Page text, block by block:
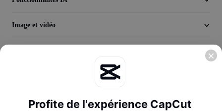
Image et vidéo
Profite de l'expérience CapCut